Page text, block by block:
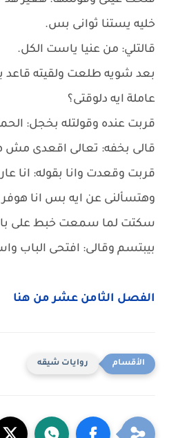
خليه يستنا ثوانى بس.
قالتلي: من عنيا ياست الكل.
بعد شويه طلعت ولقيته قاعد
عاملة ايه دلوقتى؟
قربت عنده وقولتله بخجل:
قالى بخفه: تعالى اقعدى
قربت وقعدت وانا بقوله: انا
وهتسألنى عن ايه بس انا
سكتت لما سمعت خبط على
بيبتسم وقالى: افتحى الباب
الفصل الثامن عشر من هنا
روايات شيقه